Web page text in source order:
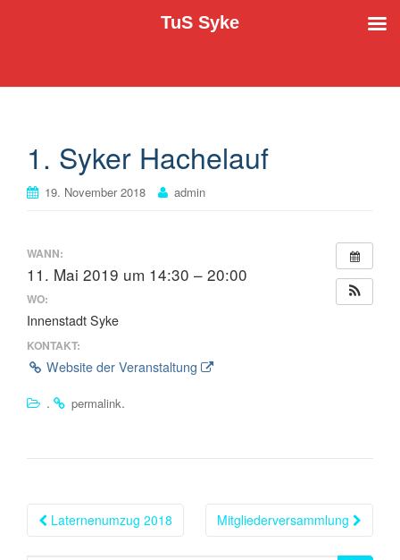
1. Syker Hachelauf
19. November 2018 admin
WANN:
11. Mai 2019 um 14:30 – 20:00
WO:
Innenstadt Syke
KONTAKT:
Website der Veranstaltung
.
permalink.
Beitragsnavigation
Laternenumzug 2018 Mitgliederversammlung
TuS Syke